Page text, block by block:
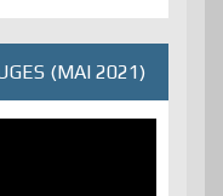
(MAI 2021)